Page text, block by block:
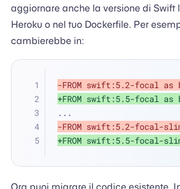
aggiornare anche la versione di Swift
Heroku o nel tuo Dockerfile. Per
cambierebbe in:
-FROM swift:5.2-focal as
+FROM swift:5.5-focal as
...
-FROM swift:5.2-focal-
+FROM swift:5.5-focal-